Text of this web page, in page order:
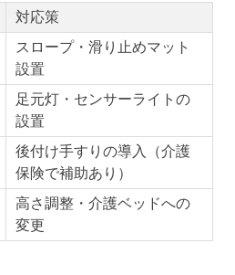
対応策
スロープ・滑り止めマット
設置
足元灯・センサーライトの
設置
後付け手すりの導入（介護
保険で補助あり）
高さ調整・介護ベッドへの
変更